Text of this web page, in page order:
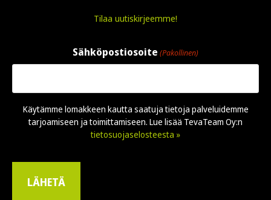
Tilaa uutiskirjeemme!
Sähköpostiosoite (Pakollinen)
Käytämme lomakkeen kautta saatuja tietoja palveluidemme
tarjoamiseen ja toimittamiseen. Lue lisää TevaTeam Oy:n
tietosuojaselosteesta »